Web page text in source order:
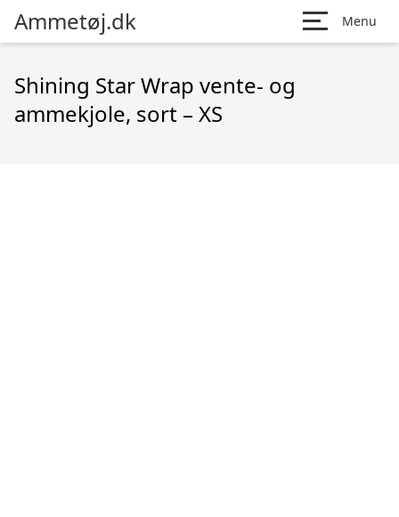
Ammetøj.dk Menu
Shining Star Wrap vente- og
ammekjole, sort – XS